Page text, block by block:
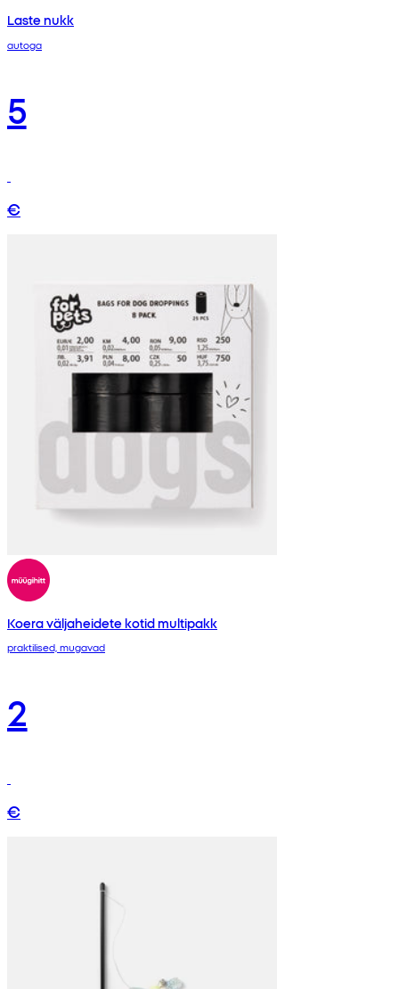
Laste nukk
autoga
5
€
Koera väljaheidete kotid multipakk
praktilised, mugavad
2
€